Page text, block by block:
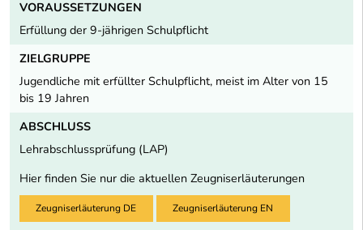
VORAUSSETZUNGEN
Erfüllung der 9-jährigen Schulpflicht
ZIELGRUPPE
Jugendliche mit erfüllter Schulpflicht, meist im Alter von 15
bis 19 Jahren
ABSCHLUSS
Lehrabschlussprüfung (LAP)
Hier finden Sie nur die aktuellen Zeugniserläuterungen
Zeugniserläuterung DE Zeugniserläuterung EN